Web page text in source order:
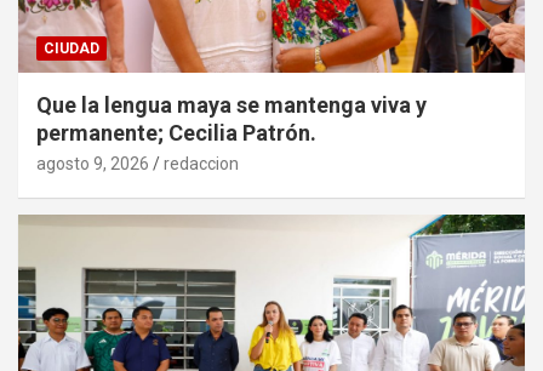
CIUDAD
Que la lengua maya se mantenga viva y
permanente; Cecilia Patrón.
agosto 9, 2026 redaccion